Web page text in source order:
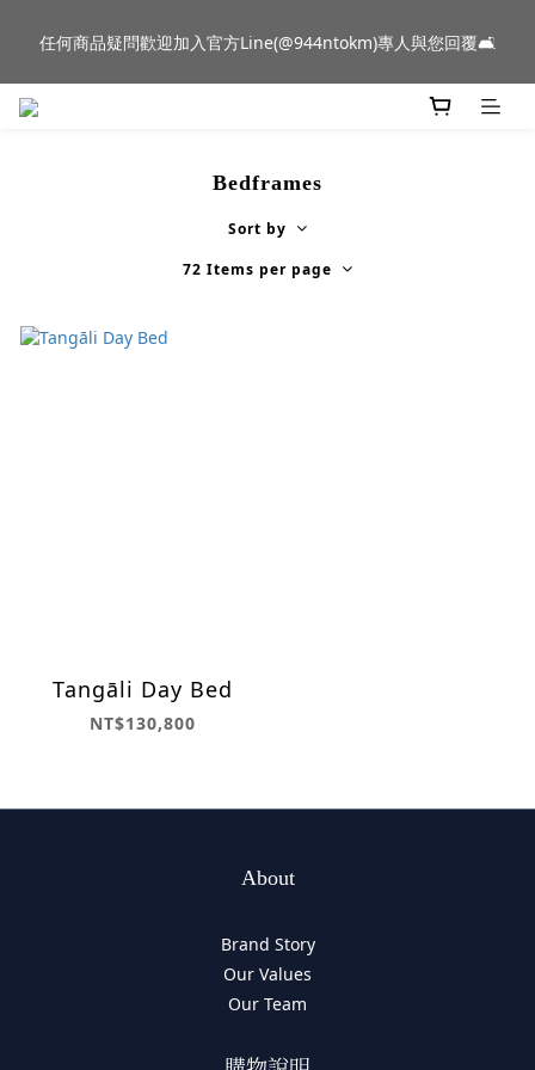
群門市展示中✨
任何商品疑問歡迎加入官方Line(@944ntokm)專人與您回覆🛋️
新品到貨｜日本燈具品牌 Ambientec 年度新品 Barcarolle 臺中樂
Bedframes
Sort by
72 Items per page
Tangāli Day Bed
NT$130,800
About
Brand Story
Our Values
Our Team